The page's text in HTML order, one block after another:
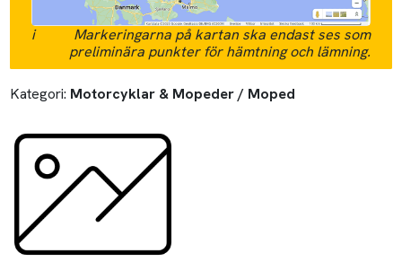
i
Markeringarna på kartan ska endast ses som
preliminära punkter för hämtning och lämning.
Kategori: Motorcyklar & Mopeder / Moped